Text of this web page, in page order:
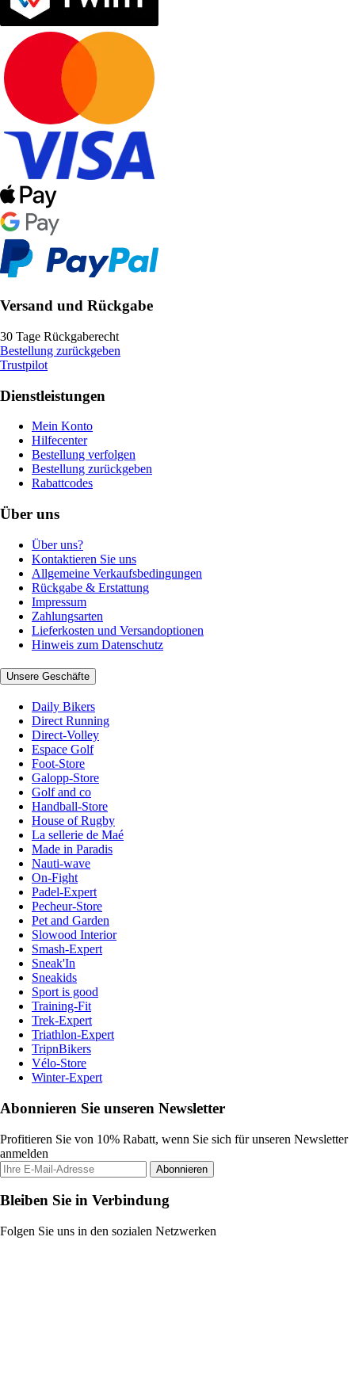
Versand und Rückgabe
30 Tage Rückgaberecht
Bestellung zurückgeben
Trustpilot
Dienstleistungen
Mein Konto
Hilfecenter
Bestellung verfolgen
Bestellung zurückgeben
Rabattcodes
Über uns
Über uns?
Kontaktieren Sie uns
Allgemeine Verkaufsbedingungen
Rückgabe & Erstattung
Impressum
Zahlungsarten
Lieferkosten und Versandoptionen
Hinweis zum Datenschutz
Unsere Geschäfte
Daily Bikers
Direct Running
Direct-Volley
Espace Golf
Foot-Store
Galopp-Store
Golf and co
Handball-Store
House of Rugby
La sellerie de Maé
Made in Paradis
Nauti-wave
On-Fight
Padel-Expert
Pecheur-Store
Pet and Garden
Slowood Interior
Smash-Expert
Sneak'In
Sneakids
Sport is good
Training-Fit
Trek-Expert
Triathlon-Expert
TripnBikers
Vélo-Store
Winter-Expert
Abonnieren Sie unseren Newsletter
Profitieren Sie von 10% Rabatt, wenn Sie sich für unseren Newsletter
anmelden
Abonnieren
Bleiben Sie in Verbindung
Folgen Sie uns in den sozialen Netzwerken